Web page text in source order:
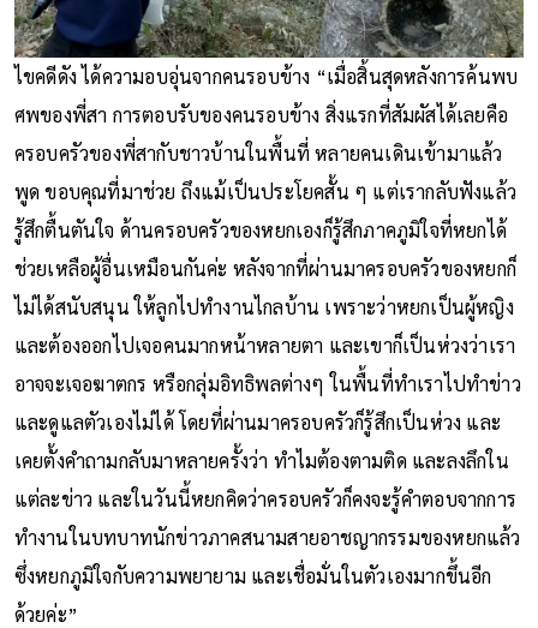
ไขคดีดัง ได้ความอบอุ่นจากคนรอบข้าง “เมื่อสิ้นสุดหลังการค้นพบ
ศพของพี่สา การตอบรับของคนรอบข้าง สิ่งแรกที่สัมผัสได้เลยคือ
ครอบครัวของพี่สากับชาวบ้านในพื้นที่ หลายคนเดินเข้ามาแล้ว
พูด ขอบคุณที่มาช่วย ถึงแม้เป็นประโยคสั้น ๆ แต่เรากลับฟังแล้ว
รู้สึกตื้นตันใจ ด้านครอบครัวของหยกเองก็รู้สึกภาคภูมิใจที่หยกได้
ช่วยเหลือผู้อื่นเหมือนกันค่ะ หลังจากที่ผ่านมาครอบครัวของหยกก็
ไม่ได้สนับสนุน ให้ลูกไปทำงานไกลบ้าน เพราะว่าหยกเป็นผู้หญิง
และต้องออกไปเจอคนมากหน้าหลายตา และเขาก็เป็นห่วงว่าเรา
อาจจะเจอฆาตกร หรือกลุ่มอิทธิพลต่างๆ ในพื้นที่ทำเราไปทำข่าว
และดูแลตัวเองไม่ได้ โดยที่ผ่านมาครอบครัวก็รู้สึกเป็นห่วง และ
เคยตั้งคำถามกลับมาหลายครั้งว่า ทำไมต้องตามติด และลงลึกใน
แต่ละข่าว และในวันนี้หยกคิดว่าครอบครัวก็คงจะรู้คำตอบจากการ
ทำงานในบทบาทนักข่าวภาคสนามสายอาชญากรรมของหยกแล้ว
ซึ่งหยกภูมิใจกับความพยายาม และเชื่อมั่นในตัวเองมากขึ้นอีก
ด้วยค่ะ”